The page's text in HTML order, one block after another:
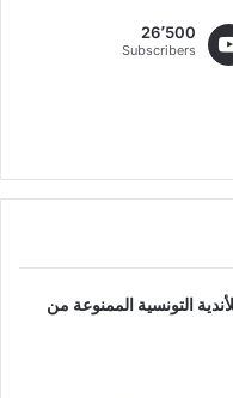
26٬500
Subscribers
التونسية الممنوعة من